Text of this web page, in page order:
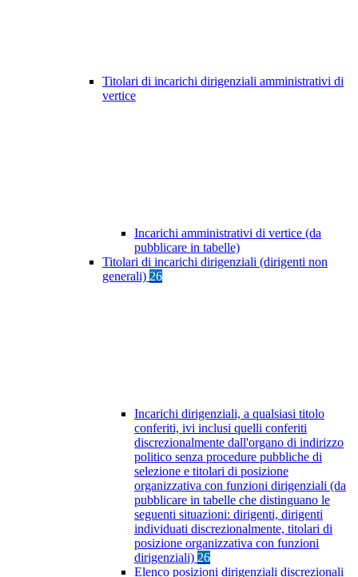
Titolari di incarichi dirigenziali amministrativi di
vertice
Incarichi amministrativi di vertice (da
pubblicare in tabelle)
Titolari di incarichi dirigenziali (dirigenti non
generali) 26
Incarichi dirigenziali, a qualsiasi titolo
conferiti, ivi inclusi quelli conferiti
discrezionalmente dall'organo di indirizzo
politico senza procedure pubbliche di
selezione e titolari di posizione
organizzativa con funzioni dirigenziali (da
pubblicare in tabelle che distinguano le
seguenti situazioni: dirigenti, dirigenti
individuati discrezionalmente, titolari di
posizione organizzativa con funzioni
dirigenziali) 26
Elenco posizioni dirigenziali discrezionali